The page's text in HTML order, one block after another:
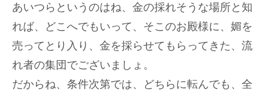
取
定
申
し
込
は
あいつらというのはね、金の採れそうな場所と知
れば、どこへでもいって、そこのお殿様に、媚を
売ってとり入り、金を採らせてもらってきた、流
れ者の集団でございましょ。
だからね、条件次第では、どちらに転んでも、全